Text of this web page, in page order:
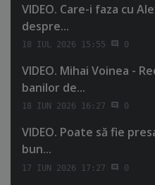
VIDEO. Care-i faza cu
despre...
18 IUL 2026 15:55 0
VIDEO. Mihai Voinea -
banilor de...
18 IUN 2026 16:27 0
VIDEO. Poate să fie
bun...
17 IUN 2026 17:27 0